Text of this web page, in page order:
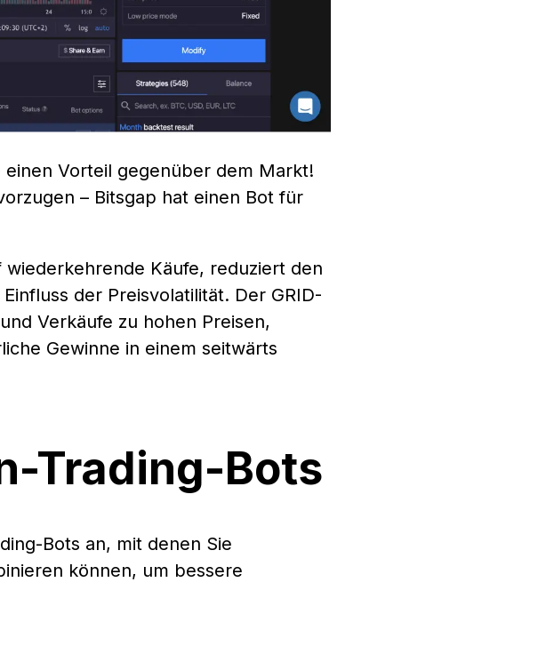
Vorteil gegenüber dem Markt!
– Bitsgap hat einen Bot für
Käufe, reduziert den
der Preisvolatilität. Der GRID-
Verkäufe zu hohen Preisen,
Gewinne in einem seitwärts
Trading-Bots
Bots an, mit denen Sie
können, um bessere